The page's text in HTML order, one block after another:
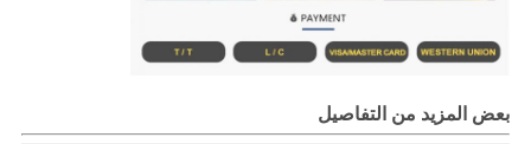
بعض المزيد من التفاصيل